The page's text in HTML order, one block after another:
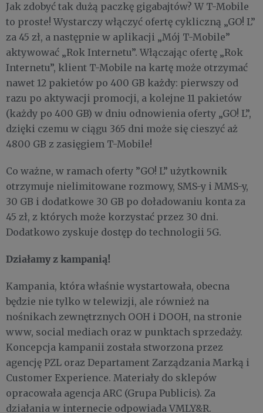
Jak zdobyć tak dużą paczkę gigabajtów? W T-Mobile
to proste! Wystarczy włączyć ofertę cykliczną „GO! L”
za 45 zł, a następnie w aplikacji „Mój T-Mobile”
aktywować „Rok Internetu”. Włączając ofertę „Rok
Internetu”, klient T-Mobile na kartę może otrzymać
nawet 12 pakietów po 400 GB każdy: pierwszy od
razu po aktywacji promocji, a kolejne 11 pakietów
(każdy po 400 GB) w dniu odnowienia oferty „GO! L”,
dzięki czemu w ciągu 365 dni może się cieszyć aż
4800 GB z zasięgiem T-Mobile!
Co ważne, w ramach oferty ”GO! L” użytkownik
otrzymuje nielimitowane rozmowy, SMS-y i MMS-y,
30 GB i dodatkowe 30 GB po doładowaniu konta za
45 zł, z których może korzystać przez 30 dni.
Dodatkowo zyskuje dostęp do technologii 5G.
Działamy z kampanią!
Kampania, która właśnie wystartowała, obecna
będzie nie tylko w telewizji, ale również na
nośnikach zewnętrznych OOH i DOOH, na stronie
www, social mediach oraz w punktach sprzedaży.
Koncepcja kampanii została stworzona przez
agencję PZL oraz Departament Zarządzania Marką i
Customer Experience. Materiały do sklepów
opracowała agencja ARC (Grupa Publicis). Za
działania w internecie odpowiada VMLY&R.